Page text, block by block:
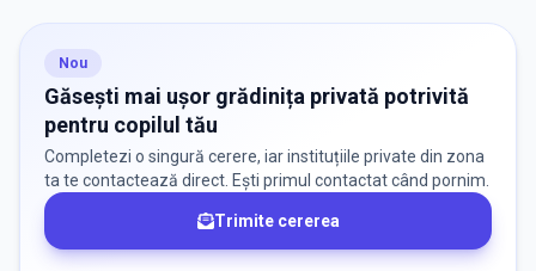
Nou
Găsești mai ușor grădinița privată potrivită
pentru copilul tău
Completezi o singură cerere, iar instituțiile private din zona
ta te contactează direct. Ești primul contactat când pornim.
Trimite cererea